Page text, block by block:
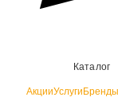
Каталог
АкцииУслуги Бренды